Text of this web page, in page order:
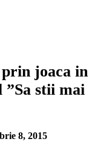
joaca in
”Sa stii mai
8, 2015